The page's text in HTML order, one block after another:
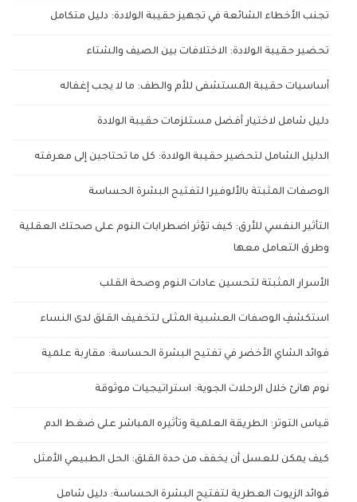
تجنب الأخطاء الشائعة في تجهيز حقيبة الولادة: دليل متكامل
تحضير حقيبة الولادة: الاختلافات بين الصيف والشتاء
أساسيات حقيبة المستشفى للأم والطف: ما لا يجب إغفاله
دليل شامل لاختيار أفضل مستلزمات حقيبة الولادة
الدليل الشامل لتحضير حقيبة الولادة: كل ما تحتاجين إلى معرفته
الوصفات المثبتة بالألوفيرا لتفتيح البشرة الحساسة
التأثير النفسي للأرق: كيف تؤثر اضطرابات النوم على صحتك العقلية
وطرق التعامل معها
الأسرار المثبتة لتحسين عادات النوم وصحة القلب
استكشفِ الوصفات العشبية المثلى لتخفيف القلق لدى النساء
فوائد الشاي الأخضر في تفتيح البشرة الحساسة: مقاربة علمية
نوم هانئ خلال الرحلات الجوية: استراتيجيات موثوقة
قياس التوتر: الطريقة العلمية وتأثيره المباشر على ضغط الدم
كيف يمكن للعسل أن يخفف من حدة القلق: الحل الطبيعي الأمثل
فوائد الزيوت العطرية لتفتيح البشرة الحساسة: دليل شامل